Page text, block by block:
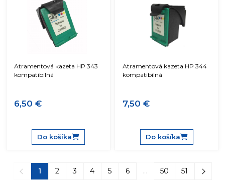
Atramentová kazeta HP 343
kompatibilná
6,50 €
Do košíka
Atramentová kazeta HP 344
kompatibilná
7,50 €
Do košíka
1 2 3 4 5 6 ... 50 51